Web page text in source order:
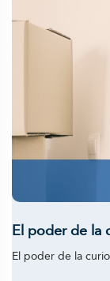
El poder de la
El poder de la